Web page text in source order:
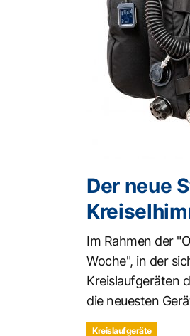
Der neue
Im Rahmen der
Woche", in der
Kreislaufgeräten
die neuesten
Kreislaufgeräte